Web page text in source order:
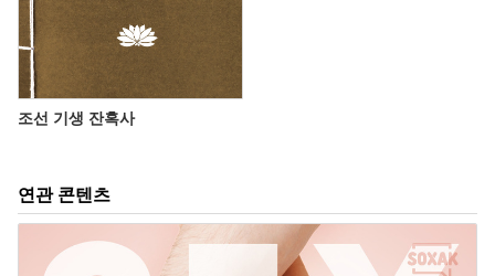
조선 기생 잔혹사
연관 콘텐츠